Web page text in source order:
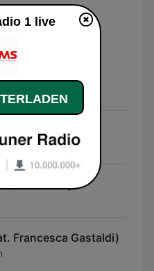
Francesca Gastaldi)
1 live